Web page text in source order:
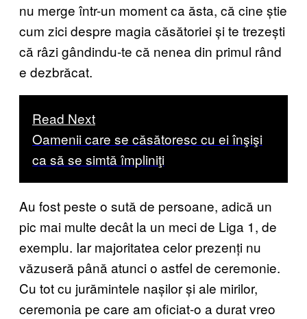
nu merge într-un moment ca ăsta, că cine știe
cum zici despre magia căsătoriei și te trezești
că râzi gândindu-te că nenea din primul rând
e dezbrăcat.
Read Next
Oamenii care se căsătoresc cu ei înşişi
ca să se simtă împliniţi
Au fost peste o sută de persoane, adică un
pic mai multe decât la un meci de Liga 1, de
exemplu. Iar majoritatea celor prezenți nu
văzuseră până atunci o astfel de ceremonie.
Cu tot cu jurămintele nașilor și ale mirilor,
ceremonia pe care am oficiat-o a durat vreo